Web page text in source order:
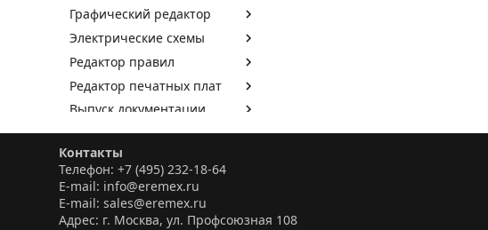
Графический редактор
Электрические схемы
Редактор правил
Редактор печатных плат
Выпуск документации
Особенности импорта и
экспорта файлов DXF
Импорт данных Altium
Designer
Импорт данных P-CAD
Контакты
Телефон: +7 (495) 232-18-64
E-mail: info@eremex.ru
E-mail: sales@eremex.ru
Адрес: г. Москва, ул. Профсоюзная 108